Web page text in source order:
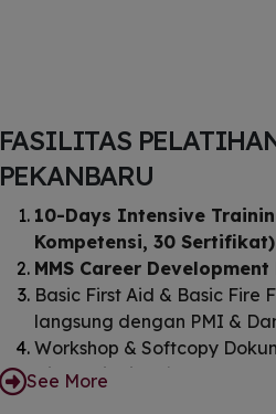
FASILITAS
PEKANBARU
10-Days Intensive
Kompetensi, 30 Sertifikat)
MMS Career Development
Basic First Aid & Basic Fire
langsung dengan PMI &
Workshop & Softcopy
Didampingi Project Leader
See More